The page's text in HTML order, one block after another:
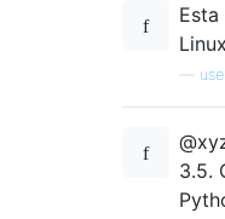
3.5.